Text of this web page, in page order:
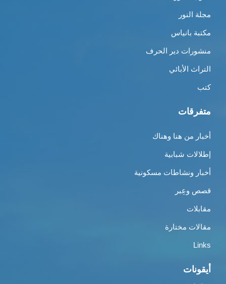
مجلة النور
مكتبة بانياس
منشورات دير الحرف
التراث الأبائي
كتب
متفرقات
أخبار من هنا وهناك
إطلالات شبابية
أخبار ونشاطات مسكونية
قصص وعِبر
مقابلات
مقالات مختارة
Links
أيقونات